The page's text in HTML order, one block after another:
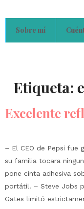
Sobre mí
Etiqueta:
Excelente
– El CEO de Pepsi fue
su familia tocara
pone cinta adhesiva
portátil. – Steve Jobs
Gates limitó